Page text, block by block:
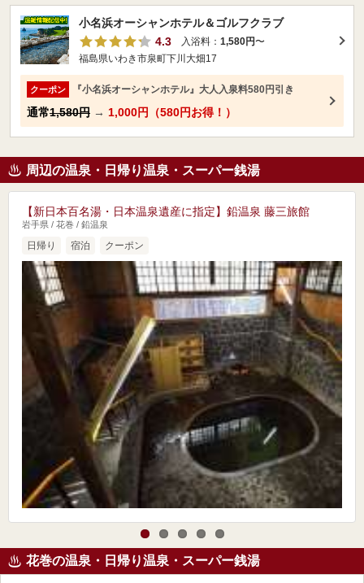
小名浜オーシャンホテル＆ゴルフクラブ
4.3
入浴料： 1,580円〜
福島県いわき市泉町下川大畑17
クーポン 『小名浜オーシャンホテル』大人入泉料580円引き
通常1,580円 → 1,000円（580円お得！）
周辺の温泉・日帰り温泉・スーパー銭湯
【新日本百名湯・日本温泉遺産に指定】鉛温泉 藤三旅館
岩手県 / 花巻 / 鉛温泉
日帰り 宿泊 クーポン
花巻の温泉・日帰り温泉・スーパー銭湯